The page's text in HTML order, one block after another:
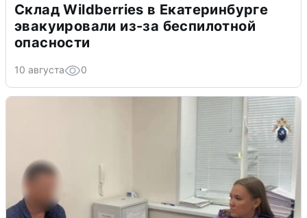
Склад Wildberries в Екатеринбурге
эвакуировали из-за беспилотной
опасности
10 августа 0